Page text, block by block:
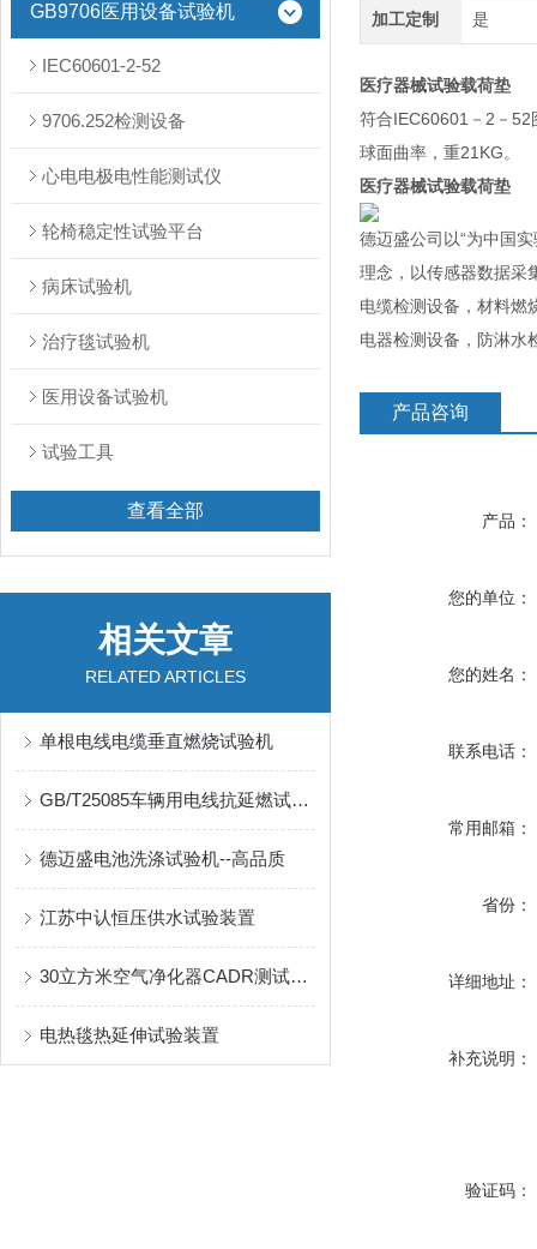
GB9706医用设备试验机
IEC60601-2-52
9706.252检测设备
心电电极电性能测试仪
轮椅稳定性试验平台
病床试验机
治疗毯试验机
医用设备试验机
试验工具
查看全部
相关文章
RELATED ARTICLES
单根电线电缆垂直燃烧试验机
GB/T25085车辆用电线抗延燃试验机
德迈盛电池洗涤试验机--高品质
江苏中认恒压供水试验装置
30立方米空气净化器CADR测试舱要花多少钱？
电热毯热延伸试验装置
加工定制 是
医疗器械试验载荷垫
符合IEC60601－2－
球面曲率，重21KG。
医疗器械试验载荷垫
德迈盛公司以“为中国
理念，以传感器数据采
电缆检测设备，材料燃
电器检测设备，防淋
产品咨询
产品：
您的单位：
您的姓名：
联系电话：
常用邮箱：
省份：
详细地址：
补充说明：
验证码：